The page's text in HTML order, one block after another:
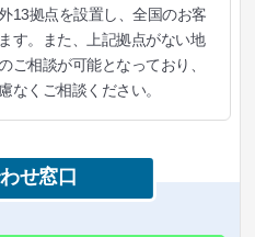
13拠点を設置し、全国のお客
す。また、上記拠点がない地
ご相談が可能となっており、
なくご相談ください。
せ窓口